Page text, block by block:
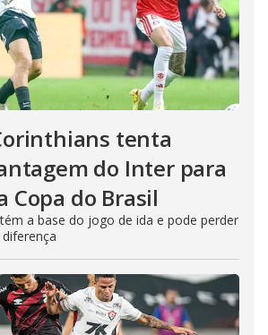
tenta
do Inter para
Copa do Brasil
a base do jogo de ida e pode perder